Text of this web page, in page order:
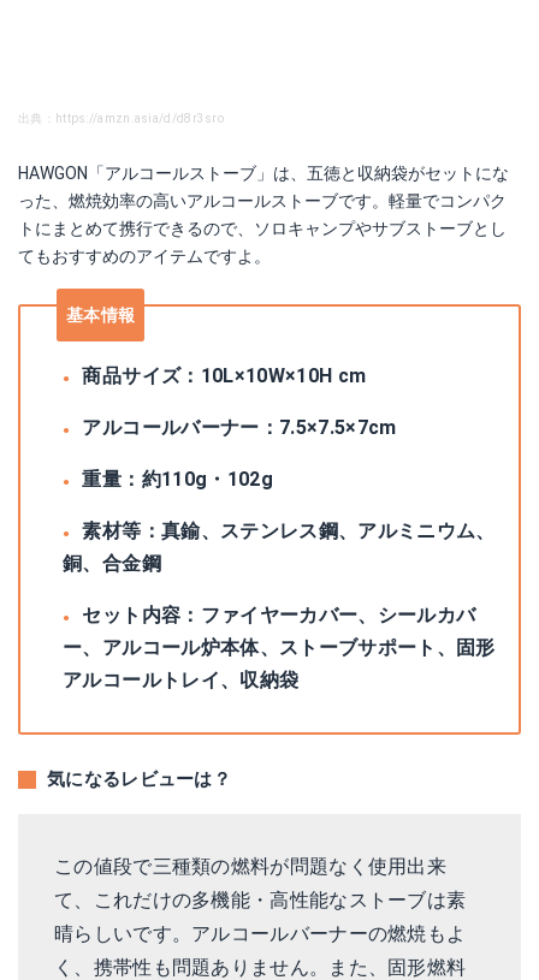
出典：https://amzn.asia/d/d8r3sro
HAWGON「アルコールストーブ」は、五徳と収納袋がセットにな
った、燃焼効率の高いアルコールストーブです。軽量でコンパク
トにまとめて携行できるので、ソロキャンプやサブストーブとし
てもおすすめのアイテムですよ。
基本情報
商品サイズ：10L×10W×10H cm
アルコールバーナー：7.5×7.5×7cm
重量：約110g・102g
素材等：真鍮、ステンレス鋼、アルミニウム、
銅、合金鋼
セット内容：ファイヤーカバー、シールカバ
ー、アルコール炉本体、ストーブサポート、固形
アルコールトレイ、収納袋
気になるレビューは？
この値段で三種類の燃料が問題なく使用出来
て、これだけの多機能・高性能なストーブは素
晴らしいです。アルコールバーナーの燃焼もよ
く、携帯性も問題ありません。また、固形燃料